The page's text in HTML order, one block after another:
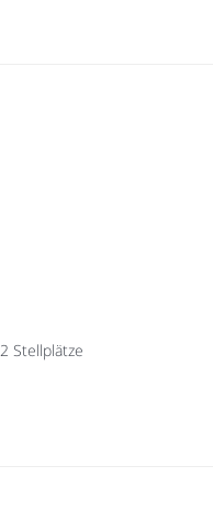
2 Stellplätze